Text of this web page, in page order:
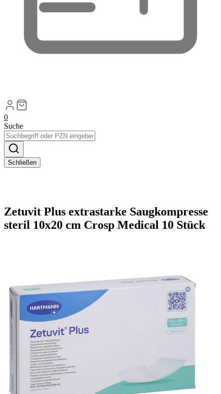
0
Suche
Schließen
Zetuvit Plus extrastarke Saugkompresse
steril 10x20 cm Crosp Medical 10 Stück